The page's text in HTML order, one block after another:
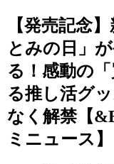
【発売記念
とみの日」
る！感動の
る推し活グ
なく解禁【
ミニュース】